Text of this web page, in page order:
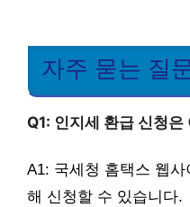
자주 묻는 질
Q1: 인지세 환급 신청
A1: 국세청 홈택스 웹
해 신청할 수 있습니다.